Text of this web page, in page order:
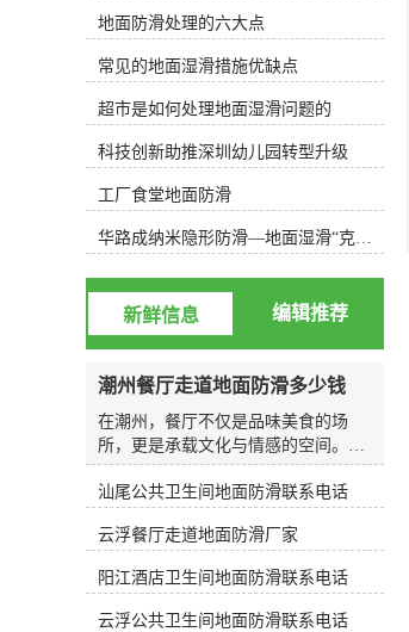
我们的施工特色1、专业：专业防滑
技术人员根据现场情况选用专门的防
滑剂，确保防滑效果，外观光泽，不
卡污垢；2、快速：施工快速，500平
方只需半日即可完成；3、安全、环
害性，施工后地面无残留，产生的废
液排放符合欧洲国排水标准；4、施
工中不妨碍行人通行，施工过后场所
可以立即投入使用；5、防滑、去
污、杀菌三重功效同时完成，恢复地
材原貌。我们的施工方法检验标准按
小样测试或现场确认测试（以步行不
滑为标准）v 洒水或油汤用脚前部接
触地面，后脚跟抬起15-30度向前用力
移动进行测试有阻力感；v 未经防滑
处理与已经防滑处理地面二者进行比
较。v 本检验标准可作为交工验收标
准，并规定在潮湿的环境下进行为依
据。我们的施工方法
地面防滑处理的六大点
常见的地面湿滑措施优缺点
超市是如何处理地面湿滑问题的
科技创新助推深圳幼儿园转型升级
工厂食堂地面防滑
华路成纳米隐形防滑—地面湿滑“克星”，轻松守护你的安全健康
新鲜信息 编辑推荐
潮州餐厅走道地面防滑多少钱
在潮州，餐厅不仅是品味美食的场
所，更是承载文化与情感的空间。无
论是老字号的传统食肆，还是新派的
时尚餐厅，走道作为连接各个区域的
的用餐体验与整体印象。尤其在潮湿
气候频繁的南方地区，地面湿滑问题
成为许多餐饮经营者不得不面对的挑
战。今天，我们将围绕“走道地面防
汕尾公共卫生间地面防滑联系电话
云浮餐厅走道地面防滑厂家
阳江酒店卫生间地面防滑联系电话
云浮公共卫生间地面防滑联系电话